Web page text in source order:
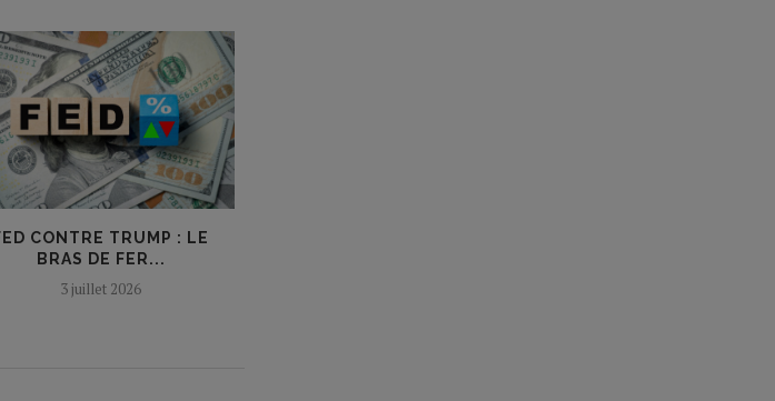
CONTRE TRUMP : LE
BRAS DE FER...
3 juillet 2026